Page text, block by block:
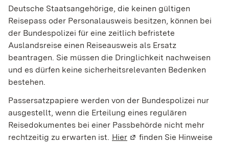
Deutsche Staatsangehörige, die keinen gültigen
Reisepass oder Personalausweis besitzen, können bei
der Bundespolizei für eine zeitlich befristete
Auslandsreise einen Reiseausweis als Ersatz
beantragen. Sie müssen die Dringlichkeit nachweisen
und es dürfen keine sicherheitsrelevanten Bedenken
bestehen.
Passersatzpapiere werden von der Bundespolizei nur
ausgestellt, wenn die Erteilung eines regulären
Reisedokumentes bei einer Passbehörde nicht mehr
rechtzeitig zu erwarten ist. Hier (Wird in einem neuen
finden Sie Hinweise